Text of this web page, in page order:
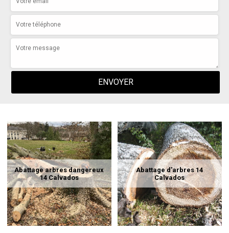
Abattage arbres dangereux
14 Calvados
Abattage d'arbres 14
Calvados